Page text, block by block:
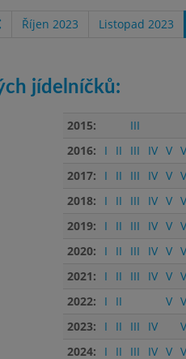
Říjen 2023 Listopad 2023
jídelníčků:
2015:
III
2016:
I II III IV V
2017:
I II III IV V
2018:
I II III IV V
2019:
I II III IV V
2020:
I II III IV V
2021:
I II III IV V
2022:
I II V
2023:
I II III IV
2024:
I II III IV V